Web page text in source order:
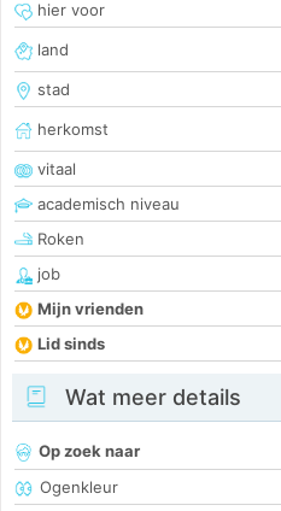
hier voor
land
stad
herkomst
vitaal
academisch niveau
Roken
job
Mijn vrienden
Lid sinds
Wat meer details
Op zoek naar
Ogenkleur